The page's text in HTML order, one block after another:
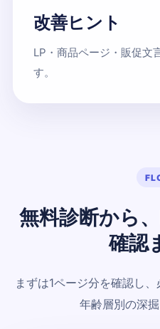
改善ヒント
LP・商品ページ・販促文
す。
無料診断から
確認
まずは1ページ分を確認し
年齢層別の深掘